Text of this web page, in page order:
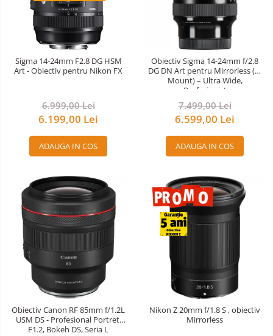
Sigma 14-24mm F2.8 DG HSM
Art - Obiectiv pentru Nikon FX
6.999,00 Lei
6.199,00 Lei
ADAUGA IN COS
Obiectiv Sigma 14-24mm f/2.8
DG DN Art pentru Mirrorless (L-
Mount) – Ultra Wide,
Profesionist
7.499,00 Lei
6.599,00 Lei
ADAUGA IN COS
Obiectiv Canon RF 85mm f/1.2L
USM DS - Profesional Portret,
F1.2, Bokeh DS, Seria L
Nikon Z 20mm f/1.8 S , obiectiv
Mirrorless